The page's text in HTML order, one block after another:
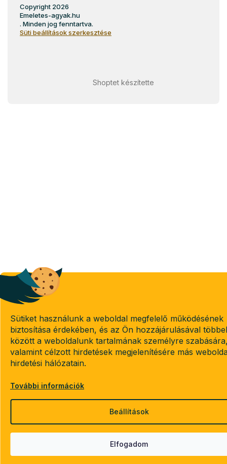
Sütiket használunk a weboldal megfelelő működésének
biztosítása érdekében, és az Ön hozzájárulásával
között a weboldalunk tartalmának személyre
valamint célzott hirdetések megjelenítésére más
hirdetési hálózatain.
További információk
Beállítások
Elfogadom
Shoptet készítette
Copyright 2026
Emeletes-agyak.hu
. Minden jog fenntartva.
Süti beállítások szerkesztése